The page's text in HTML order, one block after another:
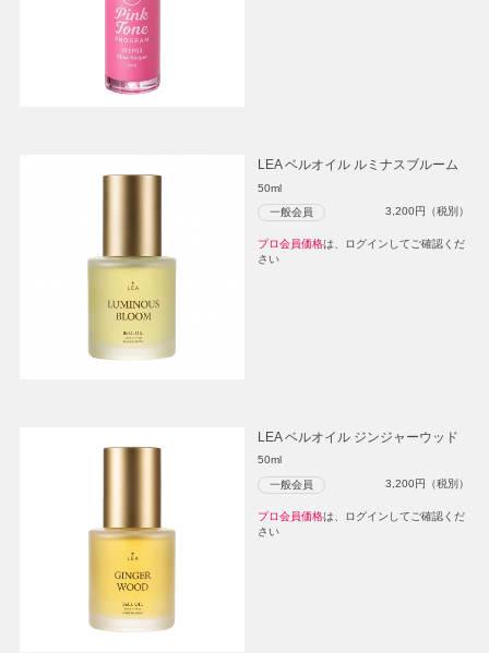
LEA ベルオイル ルミナスブルーム
50ml
一般会員 3,200円（税別）
プロ会員価格は、ログインしてご確認くだ
さい
LEA ベルオイル ジンジャーウッド
50ml
一般会員 3,200円（税別）
プロ会員価格は、ログインしてご確認くだ
さい